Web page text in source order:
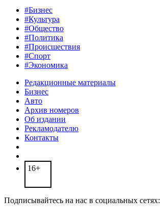
#Бизнес
#Культура
#Общество
#Политика
#Происшествия
#Спорт
#Экономика
Редакционные материалы
Бизнес
Авто
Архив номеров
Об издании
Рекламодателю
Контакты
16+
Подписывайтесь на нас в социальных сетях: